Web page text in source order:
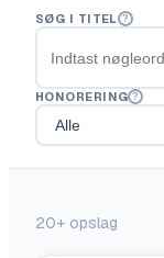
SØG I TITEL ?
HONORERING ?
20+ opslag